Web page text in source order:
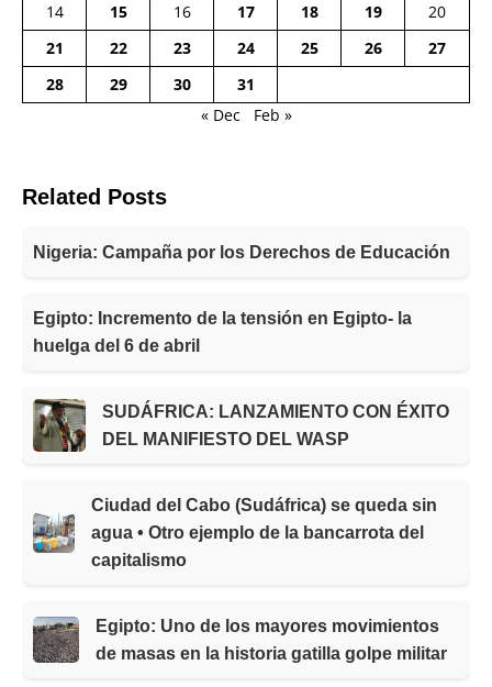
14
15 16 17 18 19
20
21
22 23 24 25 26
27
28
29 30
31
« Dec
Feb »
Related Posts
Nigeria: Campaña por los Derechos de Educación
Egipto: Incremento de la tensión en Egipto- la
huelga del 6 de abril
SUDÁFRICA: LANZAMIENTO CON ÉXITO
DEL MANIFIESTO DEL WASP
Ciudad del Cabo (Sudáfrica) se queda sin
agua • Otro ejemplo de la bancarrota del
capitalismo
Egipto: Uno de los mayores movimientos
de masas en la historia gatilla golpe militar